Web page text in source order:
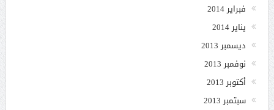
فبراير 2014
يناير 2014
ديسمبر 2013
نوفمبر 2013
أكتوبر 2013
سبتمبر 2013